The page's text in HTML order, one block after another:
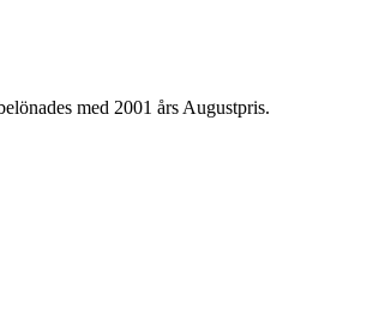
med 2001 års Augustpris.